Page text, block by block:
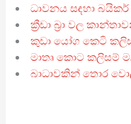
ධාවනය සඳහා
ක්‍රීඩා බ්‍රා වල
කුඩා යෝග කෙටි
මාතෘ කොට කලිසම්
බාධාවකින් තොර